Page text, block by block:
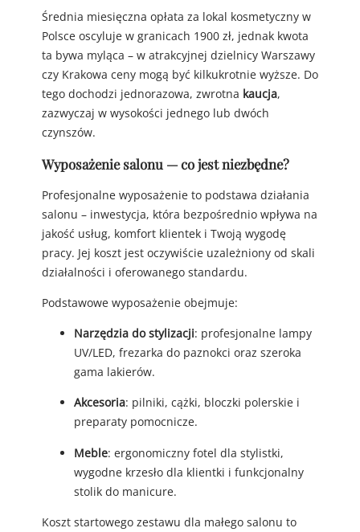
Średnia miesięczna opłata za lokal kosmetyczny w
Polsce oscyluje w granicach 1900 zł, jednak kwota
ta bywa myląca – w atrakcyjnej dzielnicy Warszawy
czy Krakowa ceny mogą być kilkukrotnie wyższe. Do
tego dochodzi jednorazowa, zwrotna kaucja,
zazwyczaj w wysokości jednego lub dwóch
czynszów.
Wyposażenie salonu — co jest niezbędne?
Profesjonalne wyposażenie to podstawa działania
salonu – inwestycja, która bezpośrednio wpływa na
jakość usług, komfort klientek i Twoją wygodę
pracy. Jej koszt jest oczywiście uzależniony od skali
działalności i oferowanego standardu.
Podstawowe wyposażenie obejmuje:
Narzędzia do stylizacji: profesjonalne lampy
UV/LED, frezarka do paznokci oraz szeroka
gama lakierów.
Akcesoria: pilniki, cążki, bloczki polerskie i
preparaty pomocnicze.
Meble: ergonomiczny fotel dla stylistki,
wygodne krzesło dla klientki i funkcjonalny
stolik do manicure.
Koszt startowego zestawu dla małego salonu to